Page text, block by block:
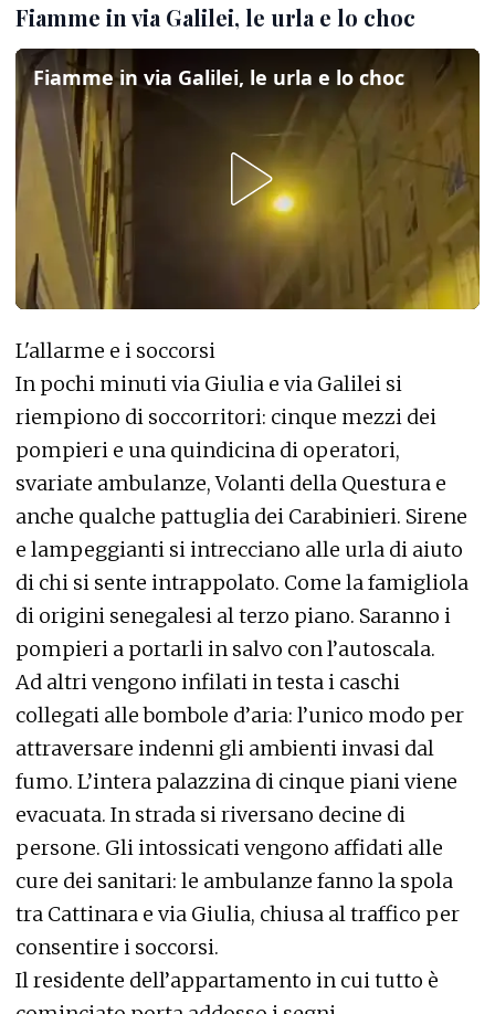
Fiamme in via Galilei, le urla e lo choc
Fiamme in via Galilei, le urla e lo choc
L'allarme e i soccorsi
In pochi minuti via Giulia e via Galilei si
riempiono di soccorritori: cinque mezzi dei
pompieri e una quindicina di operatori,
svariate ambulanze, Volanti della Questura e
anche qualche pattuglia dei Carabinieri. Sirene
e lampeggianti si intrecciano alle urla di aiuto
di chi si sente intrappolato. Come la famigliola
di origini senegalesi al terzo piano. Saranno i
pompieri a portarli in salvo con l’autoscala.
Ad altri vengono infilati in testa i caschi
collegati alle bombole d’aria: l’unico modo per
attraversare indenni gli ambienti invasi dal
fumo. L’intera palazzina di cinque piani viene
evacuata. In strada si riversano decine di
persone. Gli intossicati vengono affidati alle
cure dei sanitari: le ambulanze fanno la spola
tra Cattinara e via Giulia, chiusa al traffico per
consentire i soccorsi.
Il residente dell’appartamento in cui tutto è